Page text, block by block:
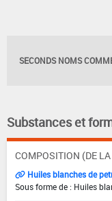
SECONDS NOMS
Substances et
COMPOSITION (DE
Huiles blanches de
Sous forme de : Huiles